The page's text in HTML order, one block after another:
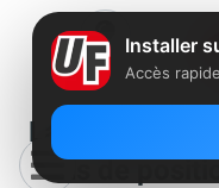
La Russie
abus de
Installer
Accès